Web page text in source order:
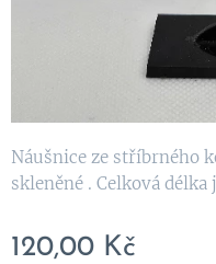
Náušnice ze stříbrného
skleněné . Celková délka
120,00 Kč